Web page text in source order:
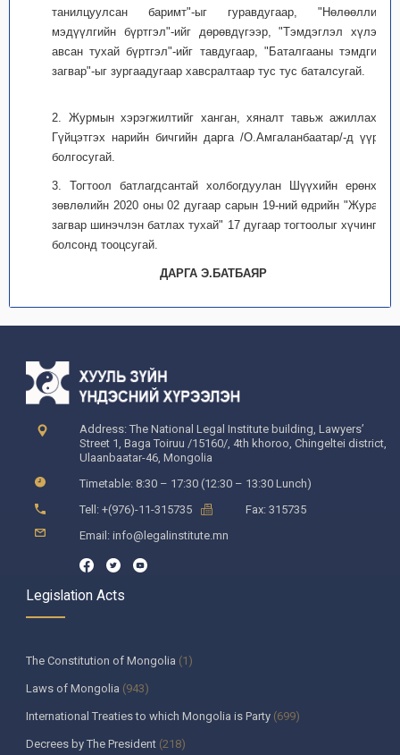
танилцуулсан баримт"-ыг гуравдугаар, "Нөлөөллийн
мэдүүлгийн бүртгэл"-ийг дөрөвдүгээр, "Тэмдэглэл хүлээн
авсан тухай бүртгэл"-ийг тавдугаар, "Баталгааны тэмдгийн
загвар"-ыг зургаадугаар хавсралтаар тус тус баталсугай.
2. Журмын хэрэгжилтийг ханган, хяналт тавьж ажиллахыг
Гүйцэтгэх нарийн бичгийн дарга /О.Амгаланбаатар/-д үүрэг
болгосугай.
3. Тогтоол батлагдсантай холбогдуулан Шүүхийн ерөнхий
зөвлөлийн 2020 оны 02 дугаар сарын 19-ний өдрийн "Журам,
загвар шинэчлэн батлах тухай" 17 дугаар тогтоолыг хүчингүй
болсонд тооцсугай.
ДАРГА Э.БАТБАЯР
Address: The National Legal Institute building, Lawyers’
Street 1, Baga Toiruu /15160/, 4th khoroo, Chingeltei district,
Ulaanbaatar-46, Mongolia
Timetable: 8:30 – 17:30 (12:30 – 13:30 Lunch)
Tell: +(976)-11-315735
Fax: 315735
Email: info@legalinstitute.mn
Legislation Acts
The Constitution of Mongolia (1)
Laws of Mongolia (943)
International Treaties to which Mongolia is Party (699)
Decrees by The President (218)